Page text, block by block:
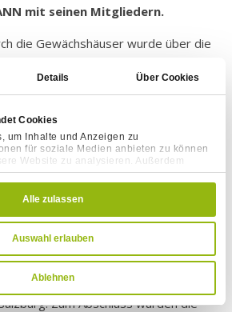
Details Über Cookies
Cookies
um Inhalte und Anzeigen zu
für soziale Medien anbieten zu können
Website zu analysieren. Außerdem
zu Ihrer Verwendung unserer Website an
Medien, Werbung und Analysen weiter.
Informationen möglicherweise mit
Nutzung der Dienste gesammelt haben.
Alle zulassen
Auswahl erlauben
Ablehnen
mit seinen Mitgliedern.
die Gewächshäuser wurde über die
Rundgang durch die Gärtnerei
entwickelte. Es wurde auch über den
in der Produktinsgärtnerei
Ein wichtiges Thema war auch
OGV wie sich die Diskussion um
Betrieb auswirkt. Wir sind im
produzierende Betrieb. Es ist
das die meisten Pongauer
zu unseren Kunden
Pflanzen erfolgt zum größten
Zum Abschluss wurden die